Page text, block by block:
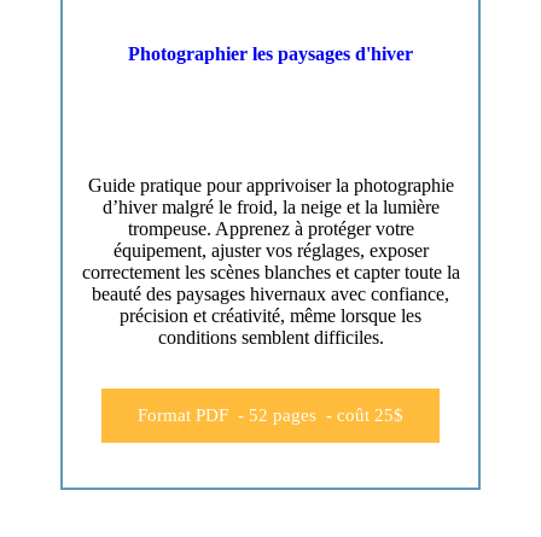
Photographier les paysages d'hiver
Guide pratique pour apprivoiser la photographie
d’hiver malgré le froid, la neige et la lumière
trompeuse. Apprenez à protéger votre
équipement, ajuster vos réglages, exposer
correctement les scènes blanches et capter toute la
beauté des paysages hivernaux avec confiance,
précision et créativité, même lorsque les
conditions semblent difficiles.
Format PDF - 52 pages - coût 25$